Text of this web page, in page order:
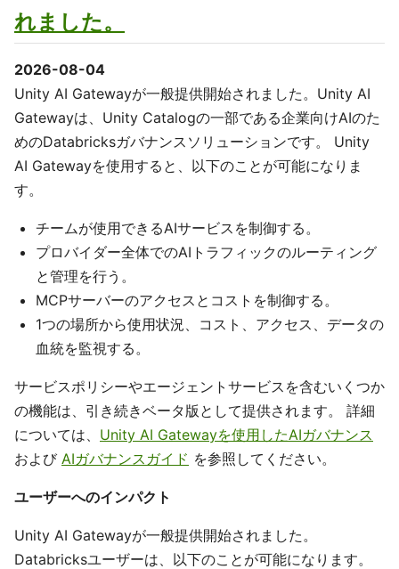
れました。
2026-08-04
Unity AI Gatewayが一般提供開始されました。Unity AI
Gatewayは、Unity Catalogの一部である企業向けAIのた
めのDatabricksガバナンスソリューションです。 Unity
AI Gatewayを使用すると、以下のことが可能になりま
す。
チームが使用できるAIサービスを制御する。
プロバイダー全体でのAIトラフィックのルーティング
と管理を行う。
MCPサーバーのアクセスとコストを制御する。
1つの場所から使用状況、コスト、アクセス、データの
血統を監視する。
サービスポリシーやエージェントサービスを含むいくつか
の機能は、引き続きベータ版として提供されます。 詳細
については、 Unity AI Gatewayを使用したAIガバナンス
および AIガバナンスガイド を参照してください。
ユーザーへのインパクト
Unity AI Gatewayが一般提供開始されました。
Databricksユーザーは、以下のことが可能になります。